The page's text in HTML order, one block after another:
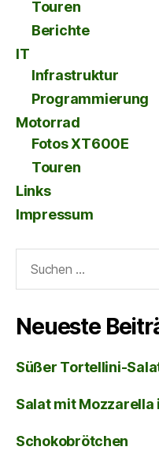
Touren
Berichte
IT
Infrastruktur
Programmierung
Motorrad
Fotos XT600E
Touren
Links
Impressum
nach:
Neueste
Süßer Tortellini-
Salat mit
Schokobrötchen